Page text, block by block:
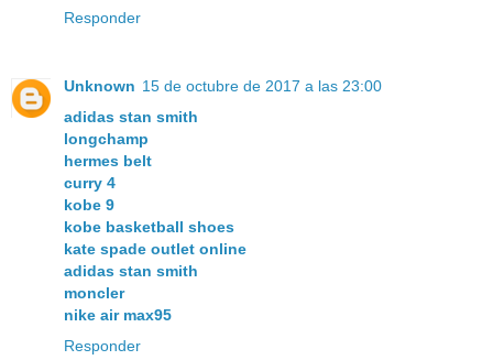
Responder
Unknown 15 de octubre de 2017 a las 23:00
adidas stan smith
longchamp
hermes belt
curry 4
kobe 9
kobe basketball shoes
kate spade outlet online
adidas stan smith
moncler
nike air max95
Responder